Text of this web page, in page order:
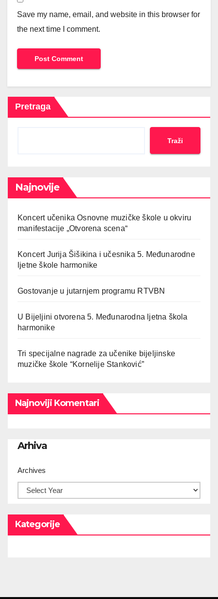
Save my name, email, and website in this browser for
the next time I comment.
Pretraga
Traži
Najnovije
Koncert učenika Osnovne muzičke škole u okviru
manifestacije „Otvorena scena“
Koncert Jurija Šišikina i učesnika 5. Međunarodne
ljetne škole harmonike
Gostovanje u jutarnjem programu RTVBN
U Bijeljini otvorena 5. Međunarodna ljetna škola
harmonike
Tri specijalne nagrade za učenike bijeljinske
muzičke škole “Kornelije Stanković”
Najnoviji Komentari
Arhiva
Archives
Kategorije